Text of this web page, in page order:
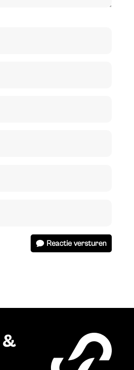
Reactie versturen
&